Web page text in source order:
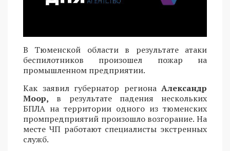
В Тюменской области в результате атаки
беспилотников произошел пожар на
промышленном предприятии.
Как заявил губернатор региона Александр
Моор, в результате падения нескольких
БПЛА на территории одного из тюменских
промпредприятий произошло возгорание. На
месте ЧП работают специалисты экстренных
служб.